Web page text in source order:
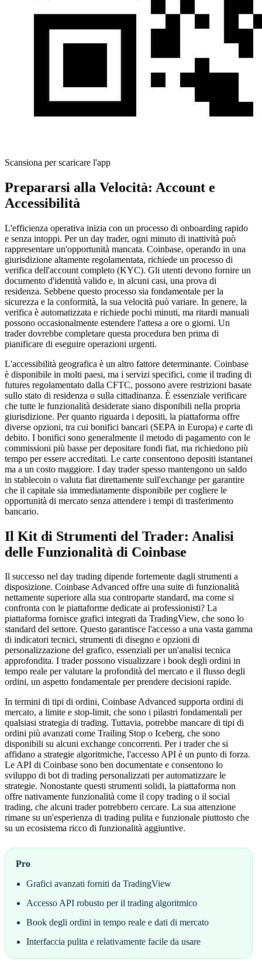
Scansiona per scaricare l'app
Prepararsi alla Velocità: Account e
Accessibilità
L'efficienza operativa inizia con un processo di onboarding rapido
e senza intoppi. Per un day trader, ogni minuto di inattività può
rappresentare un'opportunità mancata. Coinbase, operando in una
giurisdizione altamente regolamentata, richiede un processo di
verifica dell'account completo (KYC). Gli utenti devono fornire un
documento d'identità valido e, in alcuni casi, una prova di
residenza. Sebbene questo processo sia fondamentale per la
sicurezza e la conformità, la sua velocità può variare. In genere, la
verifica è automatizzata e richiede pochi minuti, ma ritardi manuali
possono occasionalmente estendere l'attesa a ore o giorni. Un
trader dovrebbe completare questa procedura ben prima di
pianificare di eseguire operazioni urgenti.
L'accessibilità geografica è un altro fattore determinante. Coinbase
è disponibile in molti paesi, ma i servizi specifici, come il trading di
futures regolamentato dalla CFTC, possono avere restrizioni basate
sullo stato di residenza o sulla cittadinanza. È essenziale verificare
che tutte le funzionalità desiderate siano disponibili nella propria
giurisdizione. Per quanto riguarda i depositi, la piattaforma offre
diverse opzioni, tra cui bonifici bancari (SEPA in Europa) e carte di
debito. I bonifici sono generalmente il metodo di pagamento con le
commissioni più basse per depositare fondi fiat, ma richiedono più
tempo per essere accreditati. Le carte consentono depositi istantanei
ma a un costo maggiore. I day trader spesso mantengono un saldo
in stablecoin o valuta fiat direttamente sull'exchange per garantire
che il capitale sia immediatamente disponibile per cogliere le
opportunità di mercato senza attendere i tempi di trasferimento
bancario.
Il Kit di Strumenti del Trader: Analisi
delle Funzionalità di Coinbase
Il successo nel day trading dipende fortemente dagli strumenti a
disposizione. Coinbase Advanced offre una suite di funzionalità
nettamente superiore alla sua controparte standard, ma come si
confronta con le piattaforme dedicate ai professionisti? La
piattaforma fornisce grafici integrati da TradingView, che sono lo
standard del settore. Questo garantisce l'accesso a una vasta gamma
di indicatori tecnici, strumenti di disegno e opzioni di
personalizzazione del grafico, essenziali per un'analisi tecnica
approfondita. I trader possono visualizzare i book degli ordini in
tempo reale per valutare la profondità del mercato e il flusso degli
ordini, un aspetto fondamentale per prendere decisioni rapide.
In termini di tipi di ordini, Coinbase Advanced supporta ordini di
mercato, a limite e stop-limit, che sono i pilastri fondamentali per
qualsiasi strategia di trading. Tuttavia, potrebbe mancare di tipi di
ordini più avanzati come Trailing Stop o Iceberg, che sono
disponibili su alcuni exchange concorrenti. Per i trader che si
affidano a strategie algoritmiche, l'accesso API è un punto di forza.
Le API di Coinbase sono ben documentate e consentono lo
sviluppo di bot di trading personalizzati per automatizzare le
strategie. Nonostante questi strumenti solidi, la piattaforma non
offre nativamente funzionalità come il copy trading o il social
trading, che alcuni trader potrebbero cercare. La sua attenzione
rimane su un'esperienza di trading pulita e funzionale piuttosto che
su un ecosistema ricco di funzionalità aggiuntive.
Pro
Grafici avanzati forniti da TradingView
Accesso API robusto per il trading algoritmico
Book degli ordini in tempo reale e dati di mercato
Interfaccia pulita e relativamente facile da usare